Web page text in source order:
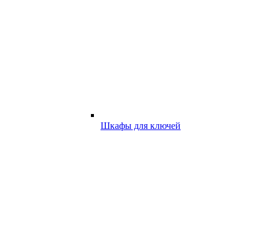
Шкафы для ключей